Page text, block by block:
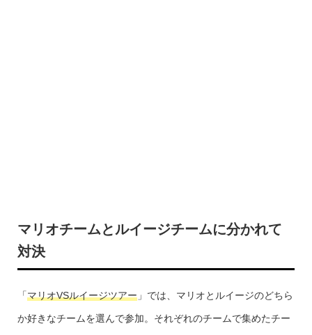
マリオチームとルイージチームに分かれて
対決
「マリオVSルイージツアー」では、マリオとルイージのどちら
か好きなチームを選んで参加。それぞれのチームで集めたチー